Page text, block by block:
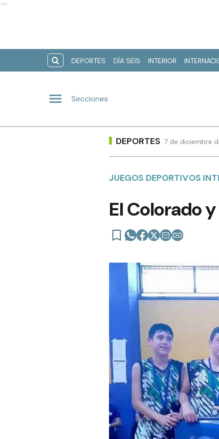
Ads
DEPORTES DÍA SEIS INTERIOR
Secciones
DEPORTES 7 de diciembre
JUEGOS DEPORTIVOS
El Colorado